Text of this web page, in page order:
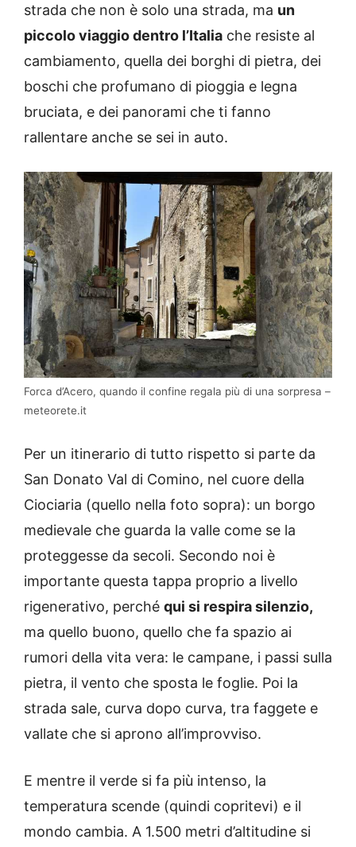
strada che non è solo una strada, ma un
piccolo viaggio dentro l’Italia che resiste al
cambiamento, quella dei borghi di pietra, dei
boschi che profumano di pioggia e legna
bruciata, e dei panorami che ti fanno
rallentare anche se sei in auto.
Forca d’Acero, quando il confine regala più di una sorpresa –
meteorete.it
Per un itinerario di tutto rispetto si parte da
San Donato Val di Comino, nel cuore della
Ciociaria (quello nella foto sopra): un borgo
medievale che guarda la valle come se la
proteggesse da secoli. Secondo noi è
importante questa tappa proprio a livello
rigenerativo, perché qui si respira silenzio,
ma quello buono, quello che fa spazio ai
rumori della vita vera: le campane, i passi sulla
pietra, il vento che sposta le foglie. Poi la
strada sale, curva dopo curva, tra faggete e
vallate che si aprono all’improvviso.
E mentre il verde si fa più intenso, la
temperatura scende (quindi copritevi) e il
mondo cambia. A 1.500 metri d’altitudine si